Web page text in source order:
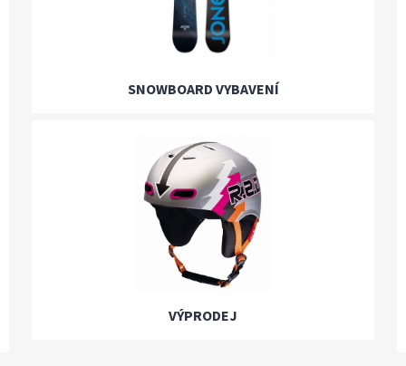
SNOWBOARD VYBAVENÍ
VÝPRODEJ